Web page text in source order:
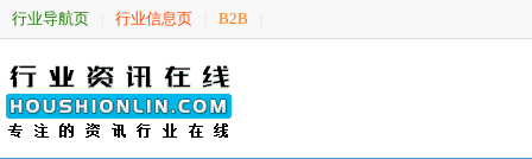
行业导航页 行业信息页 B2B